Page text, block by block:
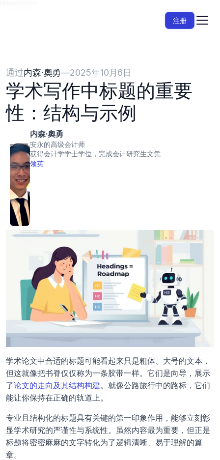
注册
通过内森·奧勇—2025年10月6日
学术写作中标题的重要
性：结构与示例
内森·奧勇
安永的高级会计师
获得会计学学士学位，完成会计研究生文凭
领英
学术论文中合适的标题可能看起来只是粗体、大号的文本，
但这就像把书脊仅仅称为一条胶带一样。它们是向导，展示
了论文的走向及其结构构建。就像公路旅行中的路标，它们
能让你保持在正确的轨道上。
专业且结构化的标题具有关键的第一印象作用，能够立刻彰
显学术研究的严谨性与系统性。虽然内容最为重要，但正是
标题将密密麻麻的文字转化为了逻辑清晰、易于理解的篇
章。